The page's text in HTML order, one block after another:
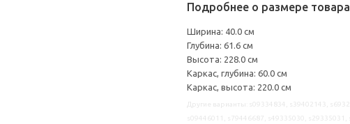
Подробнее о размере товара
Ширина: 40.0 см
Глубина: 61.6 см
Высота: 228.0 см
Каркас, глубина: 60.0 см
Каркас, высота: 220.0 см